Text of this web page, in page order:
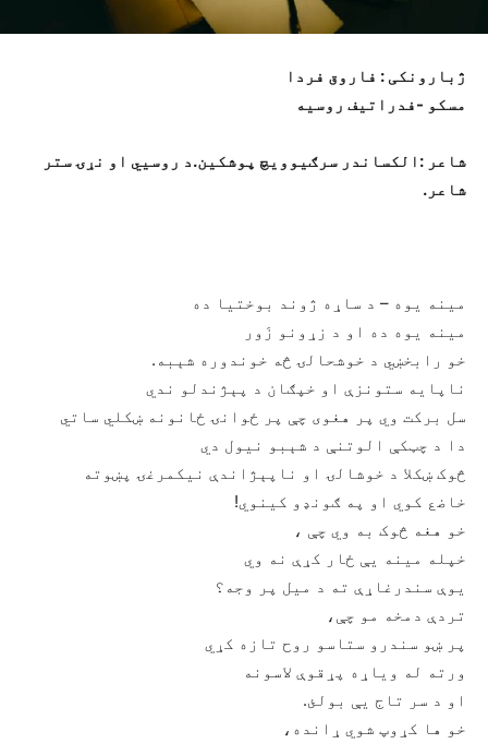
ژبارونکی : فاروق فردا
مسکو -فدراتیف روسیه
شاعر :الکساندر سرګیوویچ پوشکین.د روسيي او نړۍ ستر
شاعر .
مینه یوه – د ساړه ژوند بوختیا ده
مینه یوه ده او د زړونو زَور
خو رابخښي د خوشحالۍ څه خوندوره شېبه.
ناپایه ستونزې او خپګان د پېژندلو ندي
سل برکت وي پر هغوی چې پر ځوانۍ ځانونه ښکلي ساتي
دا د چټکې الوتنې د شېبو نیول دي
څوک ښکلا د خوشالۍ او ناپېژاندې نیکمرغۍ پښوته
خاضع کوي او په ګونډو کینوي!
خو هغه څوک به وي چې ،
خپله مینه یې ځار کړې نه وي
یوې سندرغاړې ته د میل پر وجه؟
تردې دمخه مو چې،
پر ښو سندرو ستاسو روح تازه کړي
ورته له ویاړه پړقوې لاسونه
او د سر تاج یې بولئ.
خو ها کړوپ شوي ړانده،